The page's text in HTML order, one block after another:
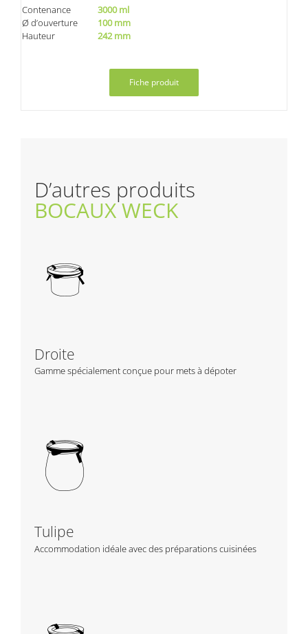
Contenance
3000 ml
Ø d’ouverture
100 mm
Hauteur
242 mm
Fiche produit
D’autres produits
BOCAUX WECK
Droite
Gamme spécialement conçue pour mets à dépoter
Tulipe
Accommodation idéale avec des préparations cuisinées